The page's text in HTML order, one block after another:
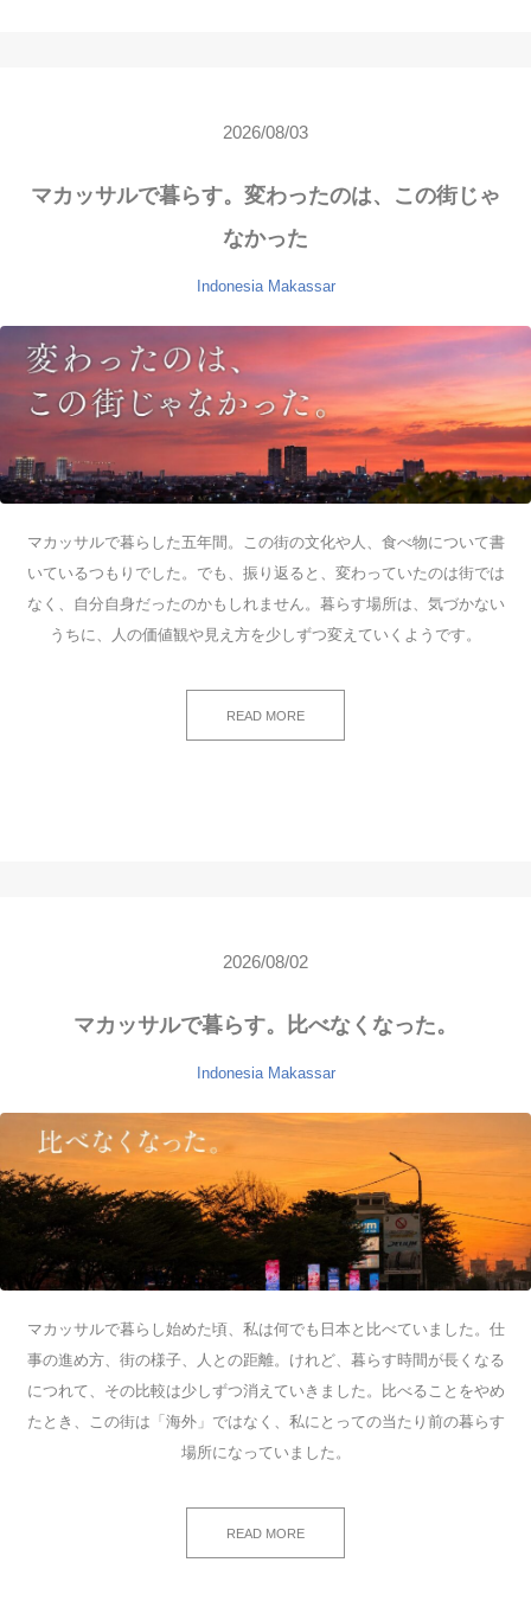
2026/08/03
マカッサルで暮らす。変わったのは、この街じゃ
なかった
Indonesia Makassar
マカッサルで暮らした五年間。この街の文化や人、食べ物について書
いているつもりでした。でも、振り返ると、変わっていたのは街では
なく、自分自身だったのかもしれません。暮らす場所は、気づかない
うちに、人の価値観や見え方を少しずつ変えていくようです。
READ MORE
2026/08/02
マカッサルで暮らす。比べなくなった。
Indonesia Makassar
マカッサルで暮らし始めた頃、私は何でも日本と比べていました。仕
事の進め方、街の様子、人との距離。けれど、暮らす時間が長くなる
につれて、その比較は少しずつ消えていきました。比べることをやめ
たとき、この街は「海外」ではなく、私にとっての当たり前の暮らす
場所になっていました。
READ MORE